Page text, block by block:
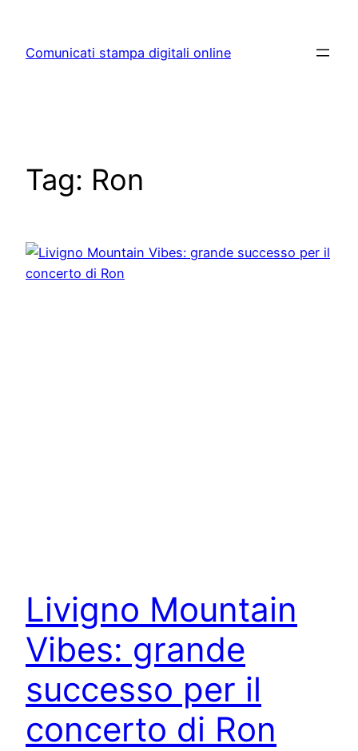
content
Comunicati stampa digitali online
Tag: Ron
Livigno Mountain
Vibes: grande
successo per il
concerto di Ron